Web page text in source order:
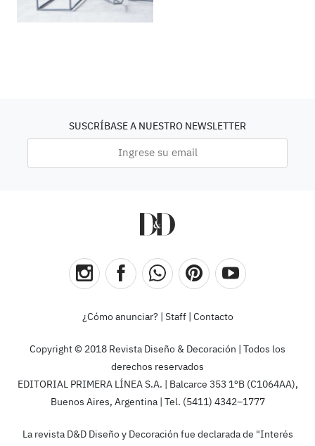
SUSCRÍBASE A NUESTRO NEWSLETTER
¿Cómo anunciar? Staff| Contacto
Copyright © 2018 Revista Diseño & Decoración | Todos los
derechos reservados
EDITORIAL PRIMERA LÍNEA S.A. | Balcarce 353 1ºB (C1064AA),
Buenos Aires, Argentina | Tel. (5411) 4342–1777
La revista D&D Diseño y Decoración fue declarada de "Interés